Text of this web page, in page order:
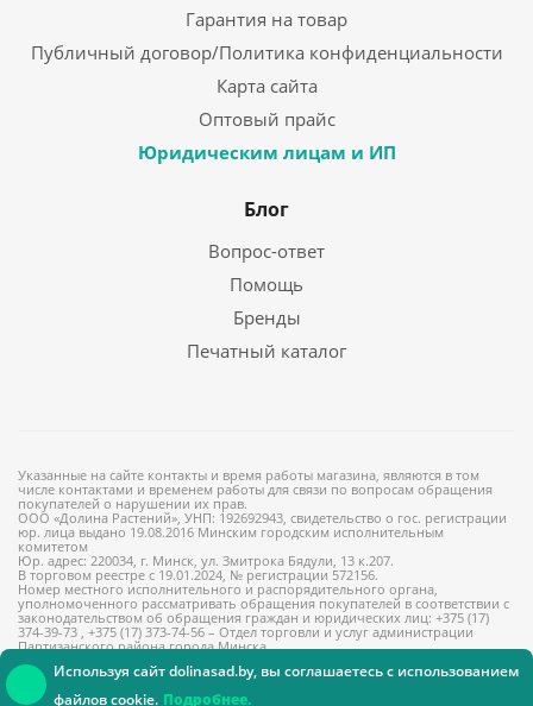
Используя сайт dolinasad.by, вы соглашаетесь с использованием
файлов cookie. Подробнее.
Гарантия на товар
Публичный договор/Политика конфиденциальности
Карта сайта
Оптовый прайс
Юридическим лицам и ИП
Блог
Вопрос-ответ
Помощь
Бренды
Печатный каталог
Указанные на сайте контакты и время работы магазина, являются в том
числе контактами и временем работы для связи по вопросам обращения
покупателей о нарушении их прав.
ООО «Долина Растений», УНП: 192692943, свидетельство о гос. регистрации
юр. лица выдано 19.08.2016 Минским городским исполнительным
комитетом
Юр. адрес: 220034, г. Минск, ул. Змитрока Бядули, 13 к.207.
В торговом реестре с 19.01.2024, № регистрации 572156.
Номер местного исполнительного и распорядительного органа,
уполномоченного рассматривать обращения покупателей в соответствии с
законодательством об обращения граждан и юридических лиц: +375 (17)
374-39-73 , +375 (17) 373-74-56 – Отдел торговли и услуг администрации
Партизанского района города Минска